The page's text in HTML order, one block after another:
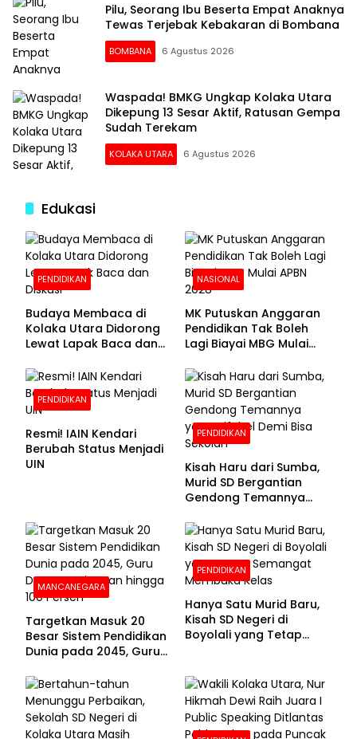
Pilu, Seorang Ibu Beserta Empat Anaknya
Tewas Terjebak Kebakaran di Bombana
BOMBANA 6 Agustus 2026
Waspada! BMKG Ungkap Kolaka Utara
Dikepung 13 Sesar Aktif, Ratusan Gempa
Sudah Terekam
KOLAKA UTARA 6 Agustus 2026
Edukasi
PENDIDIKAN
Budaya Membaca di
Kolaka Utara Didorong
Lewat Lapak Baca dan
NASIONAL
MK Putuskan Anggaran
Pendidikan Tak Boleh
Lagi Biayai MBG Mulai
PENDIDIKAN
Resmi! IAIN Kendari
Berubah Status Menjadi
UIN
PENDIDIKAN
Kisah Haru dari Sumba,
Murid SD Bergantian
Gendong Temannya
Sekolah
MANCANEGARA
Targetkan Masuk 20
Besar Sistem Pendidikan
Dunia pada 2045, Guru
100 Persen
PENDIDIKAN
Hanya Satu Murid Baru,
Kisah SD Negeri di
Boyolali yang Tetap